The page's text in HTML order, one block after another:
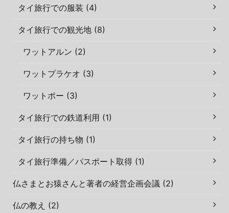
タイ旅行での服装 (4)
タイ旅行での観光地 (8)
ワットアルン (2)
ワットプラケオ (3)
ワットポー (3)
タイ旅行での鉄道利用 (1)
タイ旅行の持ち物 (1)
タイ旅行準備／パスポート取得 (1)
仏さまとお猿さんと著者の経営企画会議 (2)
仏の教え (2)